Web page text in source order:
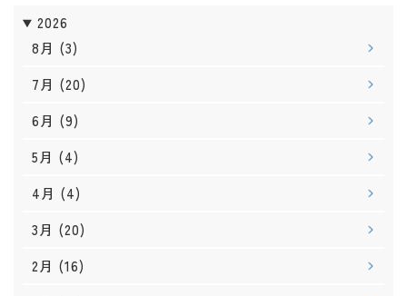
2026
8月 (3)
7月 (20)
6月 (9)
5月 (4)
4月 (4)
3月 (20)
2月 (16)